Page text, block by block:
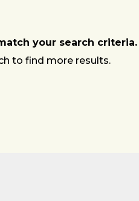
your search criteria.
to find more results.